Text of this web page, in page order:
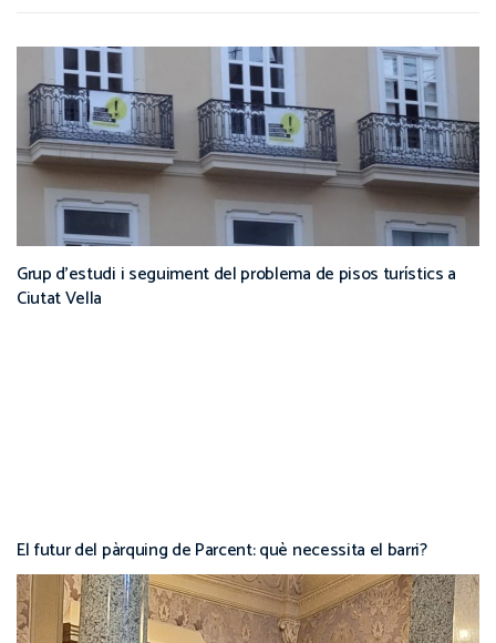
Grup d’estudi i seguiment del problema de pisos turístics a
Ciutat Vella
El futur del pàrquing de Parcent: què necessita el barri?